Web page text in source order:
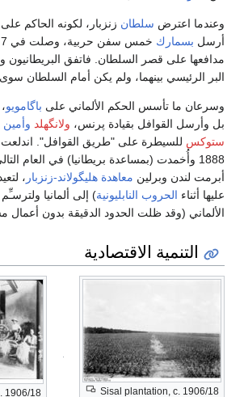
وعندما اعترضسلطانزنزبار، لكونه الحاكم على
أرسلبسمارك
مدافعها على قصر السلطان. فاتفق البريطانيون
البر الرئيسي بينهما، ولم يكن أمام السلطان سوى
وسرعان ما تأسس الحكم الألماني علىباگامويو،
بل وأرسل القوافل بقيادة پرنس، ولانگهلد وأمين
ستوكسللسيطرة على "طريق القوافل". اندلعت
أبرمت لندن وبرلينمعاهدة هليگولاند-زنزبار، لتعيد
عليها أثناءالحروب النابليونية) إلى ألمانيا ولترسـِّم
الألماني (وقد ظلت الحدود الدقيقة بدون أعمال مسح
التنمية الاقتصادية
Sisal plantation, c. 1906/18
1906/18.
التعليم